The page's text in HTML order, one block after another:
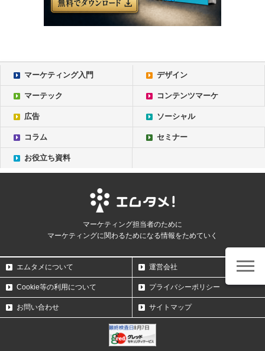
マーケティング入門 デザイン
マーテック コンテンツマーケ
広告 ソーシャル
コラム セミナー
お役立ち資料
マーケティング担当者のために
マーケティングに関わるためになる情報をためていく
エムタメについて 運営会社
Cookie等の利用について プライバシーポリシー
お問い合わせ サイトマップ